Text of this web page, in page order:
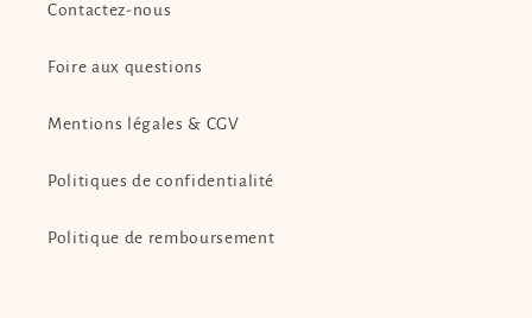
Contactez-nous
Foire aux questions
Mentions légales & CGV
Politiques de confidentialité
Politique de remboursement